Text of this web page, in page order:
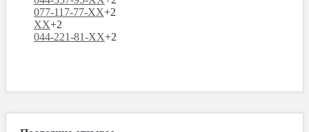
077-117-77-XX+2
XX+2
044-221-81-XX+2